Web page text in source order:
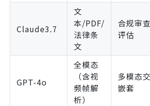
Claude3.7
文
本/PDF/
法律条
文
合规审
评估
GPT-4o
全模态
（含视
频帧解
析）
多模态
嵌套